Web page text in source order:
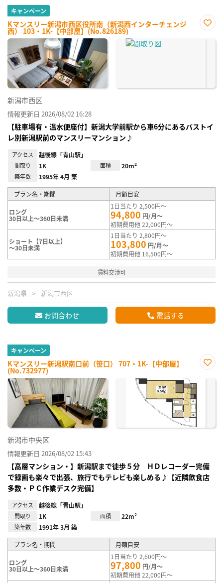
キャンペーン
Kマンスリー新潟市西区役所南（新潟西インターチェンジ
西） 103・1K-【中部屋】(No.826189)
に入
新潟市西区
情報更新日 2026/08/02 16:28
【駐車場有・温水便座付】新潟大学前駅から車6分にあるバストイ
レ別新潟駅前のマンスリーマンション♪
アクセス 越後線「青山駅」
間取り 1K 面積 20m²
築年数 1995年 4月 築
プラン名・期間 月額目安
ロング
30日以上～360日未満
1日当たり 2,500円～
94,800 円/月～
初期費用他 22,000円～
ショート【7日以上】
～30日未満
1日当たり 2,800円～
103,800 円/月～
初期費用他 16,500円～
賃料交渉可
新潟県 新潟市西区
お問合わせ 電話する
キャンペーン
Kマンスリー新潟駅南口前（笹口） 707・1K-【中部屋】
(No.732977)
に入
新潟市中央区
情報更新日 2026/08/02 15:43
【高層マンション・】新潟駅まで徒歩５分 ＨＤレコーダー完備
で録画も楽々で出張、旅行でもテレビも楽しめる♪【近隣飲食店
多数・ＰＣ作業デスク完備】
アクセス 越後線「青山駅」
間取り 1K 面積 22m²
築年数 1991年 3月 築
プラン名・期間 月額目安
ロング
30日以上～360日未満
1日当たり 2,600円～
97,800 円/月～
初期費用他 22,000円～